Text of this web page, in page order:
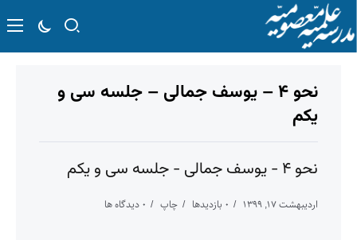
نحو ۴ – یوسف جمالی – جلسه سی و
یکم
نحو ۴ - یوسف جمالی - جلسه سی و یکم
اردیبهشت ۱۷, ۱۳۹۹ ۰ بازدیدها چاپ ۰ دیدگاه ها